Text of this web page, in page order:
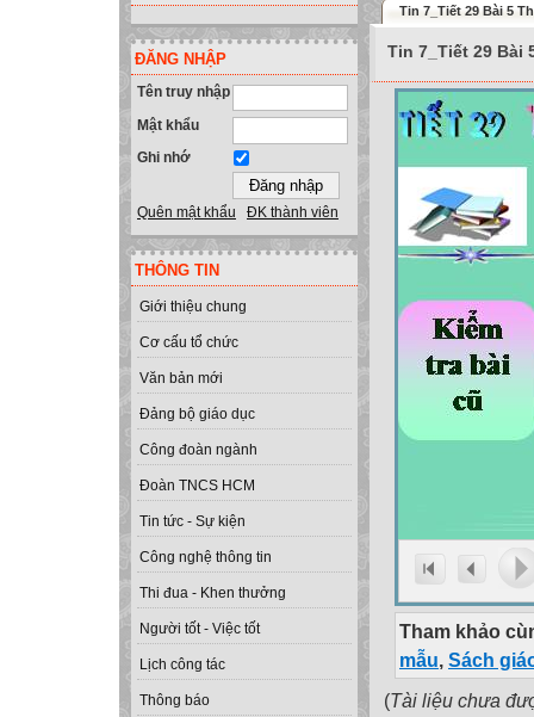
ĐĂNG NHẬP
Tên truy nhập
Mật khẩu
Ghi nhớ
Quên mật khẩu ĐK thành viên
THÔNG TIN
Giới thiệu chung
Cơ cấu tổ chức
Văn bản mới
Đảng bộ giáo dục
Công đoàn ngành
Đoàn TNCS HCM
Tin tức - Sự kiện
Công nghệ thông tin
Thi đua - Khen thưởng
Người tốt - Việc tốt
Lịch công tác
Thông báo
Tin 7_Tiết 29 Bài 5
Tin 7_Tiết 29 Bài
Tham khảo
mẫu, Sách
(Tài liệu chưa